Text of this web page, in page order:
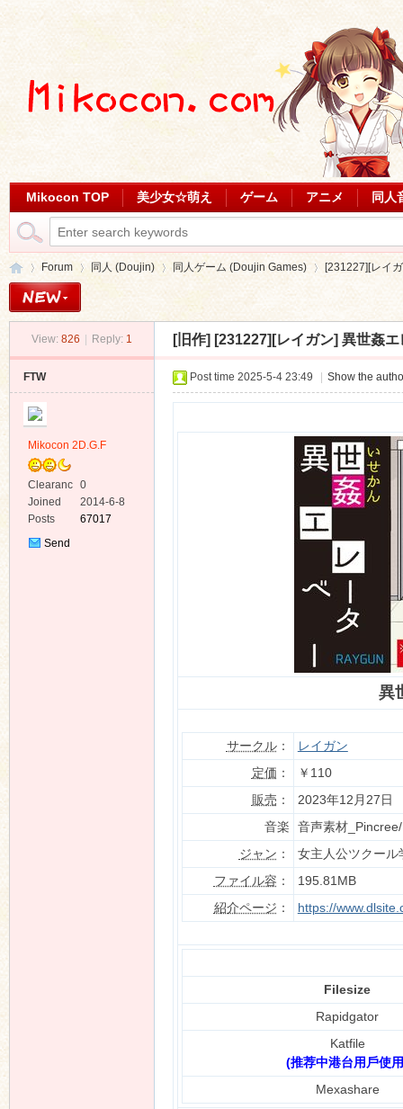
Mikocon TOP 美少女☆萌え ゲーム アニメ 同人
Forum
›
同人 (Doujin) 同人ゲーム (Doujin Games)
›
[231227][レイ
View: 826 Reply: 1 [旧作] [231227][レイガン] 異世姦
FTW
Mikocon 2D.G.F
Clearanc
e
0
Joined
2014-6-8
Posts
67017
Send
Post time 2025-5-4 23:49 Show the
異
サークル：
レイガン
定価 ：
￥110
販売 ：
2023年12月27日
音楽
音声素材
ジャン ：
女主人公ツクール
ファイル容 ：
195.81MB
紹介ページ ： https://
Filesize
Rapidgator
Katfile
(推荐中港台用戶使
Mexashare